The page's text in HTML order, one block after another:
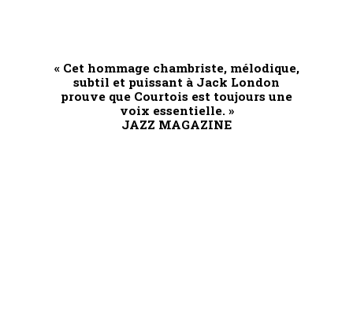
« Cet hommage chambriste, mélodique,
subtil et puissant à Jack London
prouve que Courtois est toujours une
voix essentielle. »
JAZZ MAGAZINE